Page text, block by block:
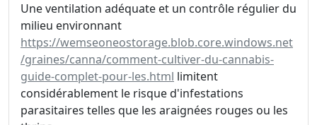
Une ventilation adéquate et un contrôle régulier du
milieu environnant
https://wemseoneostorage.blob.core.windows.net
/graines/canna/comment-cultiver-du-cannabis-
guide-complet-pour-les.html limitent
considérablement le risque d'infestations
parasitaires telles que les araignées rouges ou les